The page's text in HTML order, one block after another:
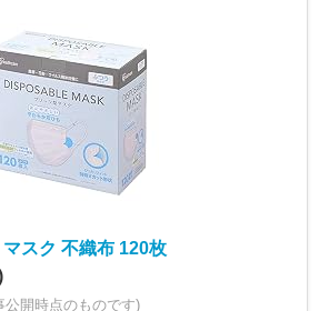
スク 不織布 120枚
公開時点のものです)